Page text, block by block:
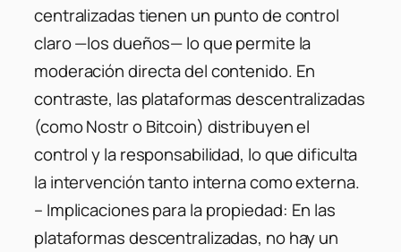
centralizadas tienen un punto de control
claro —los dueños— lo que permite la
moderación directa del contenido. En
contraste, las plataformas descentralizadas
(como Nostr o Bitcoin) distribuyen el
control y la responsabilidad, lo que dificulta
la intervención tanto interna como externa.
– Implicaciones para la propiedad: En las
plataformas descentralizadas, no hay un